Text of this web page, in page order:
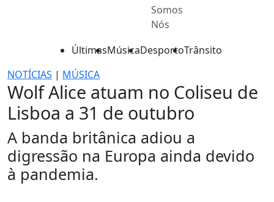
Somos
Nós
ÚltimasMúsicaDesportoTrânsito
NOTÍCIAS | MÚSICA
Wolf Alice atuam no Coliseu de
Lisboa a 31 de outubro
A banda britânica adiou a
digressão na Europa ainda devido
à pandemia.